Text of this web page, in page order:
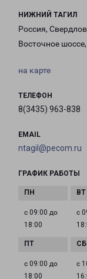
НИЖНИЙ ТАГИЛ
Россия,
Восточное
на карте
ТЕЛЕФОН
8(3435) 963-838
EMAIL
ntagil@pecom.ru
ГРАФИК РАБОТЫ
с 09:00 до
18:00
с
с 09:00 до
18:00
с